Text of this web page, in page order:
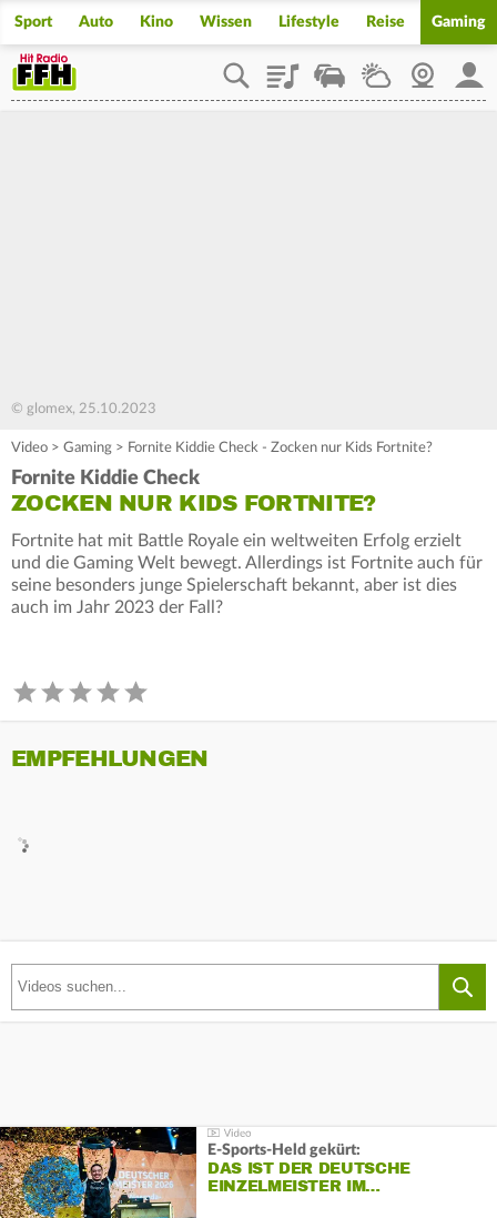
Sport Auto Kino Wissen Lifestyle Reise Gaming
PlaylistStaupilotWetterWebcam
© glomex, 25.10.2023
Video > Gaming > Fornite Kiddie Check - Zocken nur Kids Fortnite?
Fornite Kiddie Check
ZOCKEN NUR KIDS FORTNITE?
Fortnite hat mit Battle Royale ein weltweiten Erfolg erzielt
und die Gaming Welt bewegt. Allerdings ist Fortnite auch für
seine besonders junge Spielerschaft bekannt, aber ist dies
auch im Jahr 2023 der Fall?
EMPFEHLUNGEN
E-Sports-Held gekürt:
DAS IST DER DEUTSCHE
EINZELMEISTER IM…